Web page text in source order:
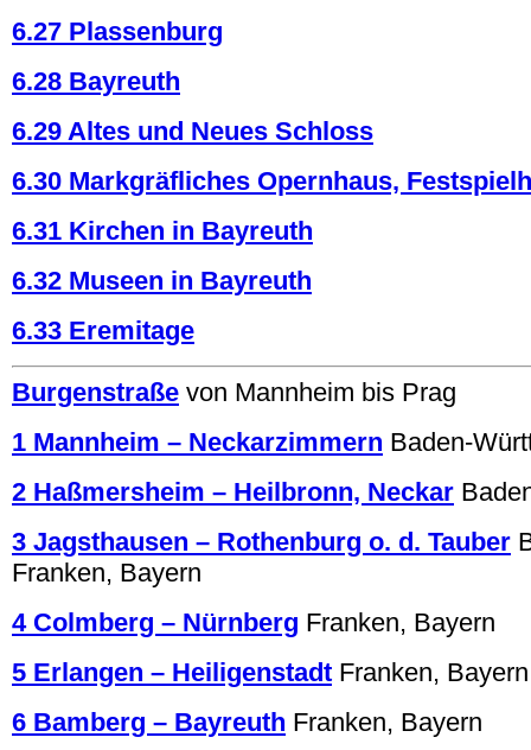
6.27 Plassenburg
6.28 Bayreuth
6.29 Altes und Neues Schloss
6.30 Markgräfliches Opernhaus,
6.31 Kirchen in Bayreuth
6.32 Museen in Bayreuth
6.33 Eremitage
Burgenstraße von Mannheim bis Prag
1 Mannheim – Neckarzimmern Baden-
2 Haßmersheim – Heilbronn, Neckar
3 Jagsthausen – Rothenburg o. d. Tauber
Franken, Bayern
4 Colmberg – Nürnberg Franken, Bayern
5 Erlangen – Heiligenstadt Franken, Bayern
6 Bamberg – Bayreuth Franken, Bayern